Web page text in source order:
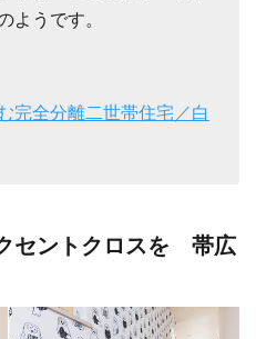
ようです。
完全分離二世帯住宅／白
セントクロスを 帯広